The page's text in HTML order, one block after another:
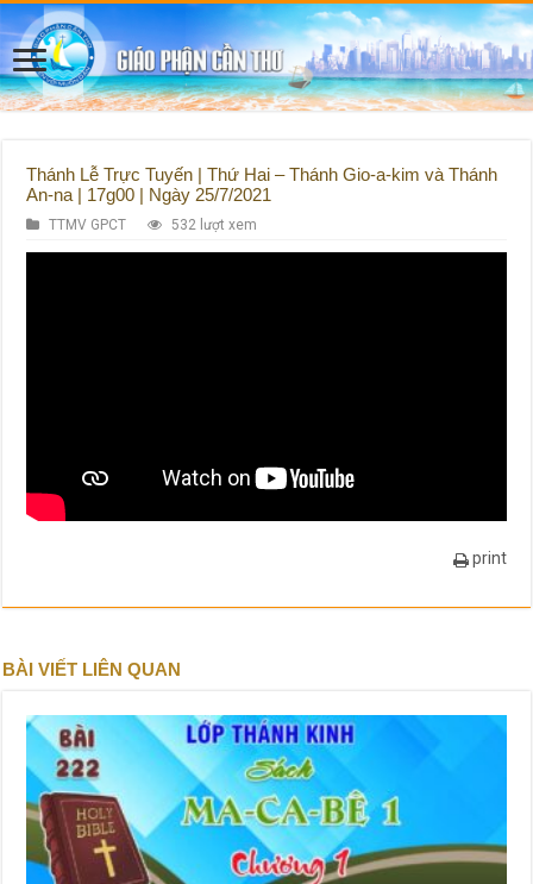
Thánh Lễ Trực Tuyến | Thứ Hai – Thánh Gio-a-kim và Thánh
An-na | 17g00 | Ngày 25/7/2021
TTMV GPCT 532 lượt xem
print
BÀI VIẾT LIÊN QUAN